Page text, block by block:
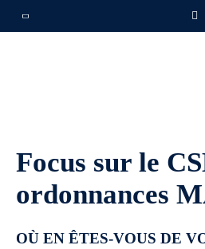
Focus sur le
ordonnances
OÙ EN ÊTES-VOUS DE